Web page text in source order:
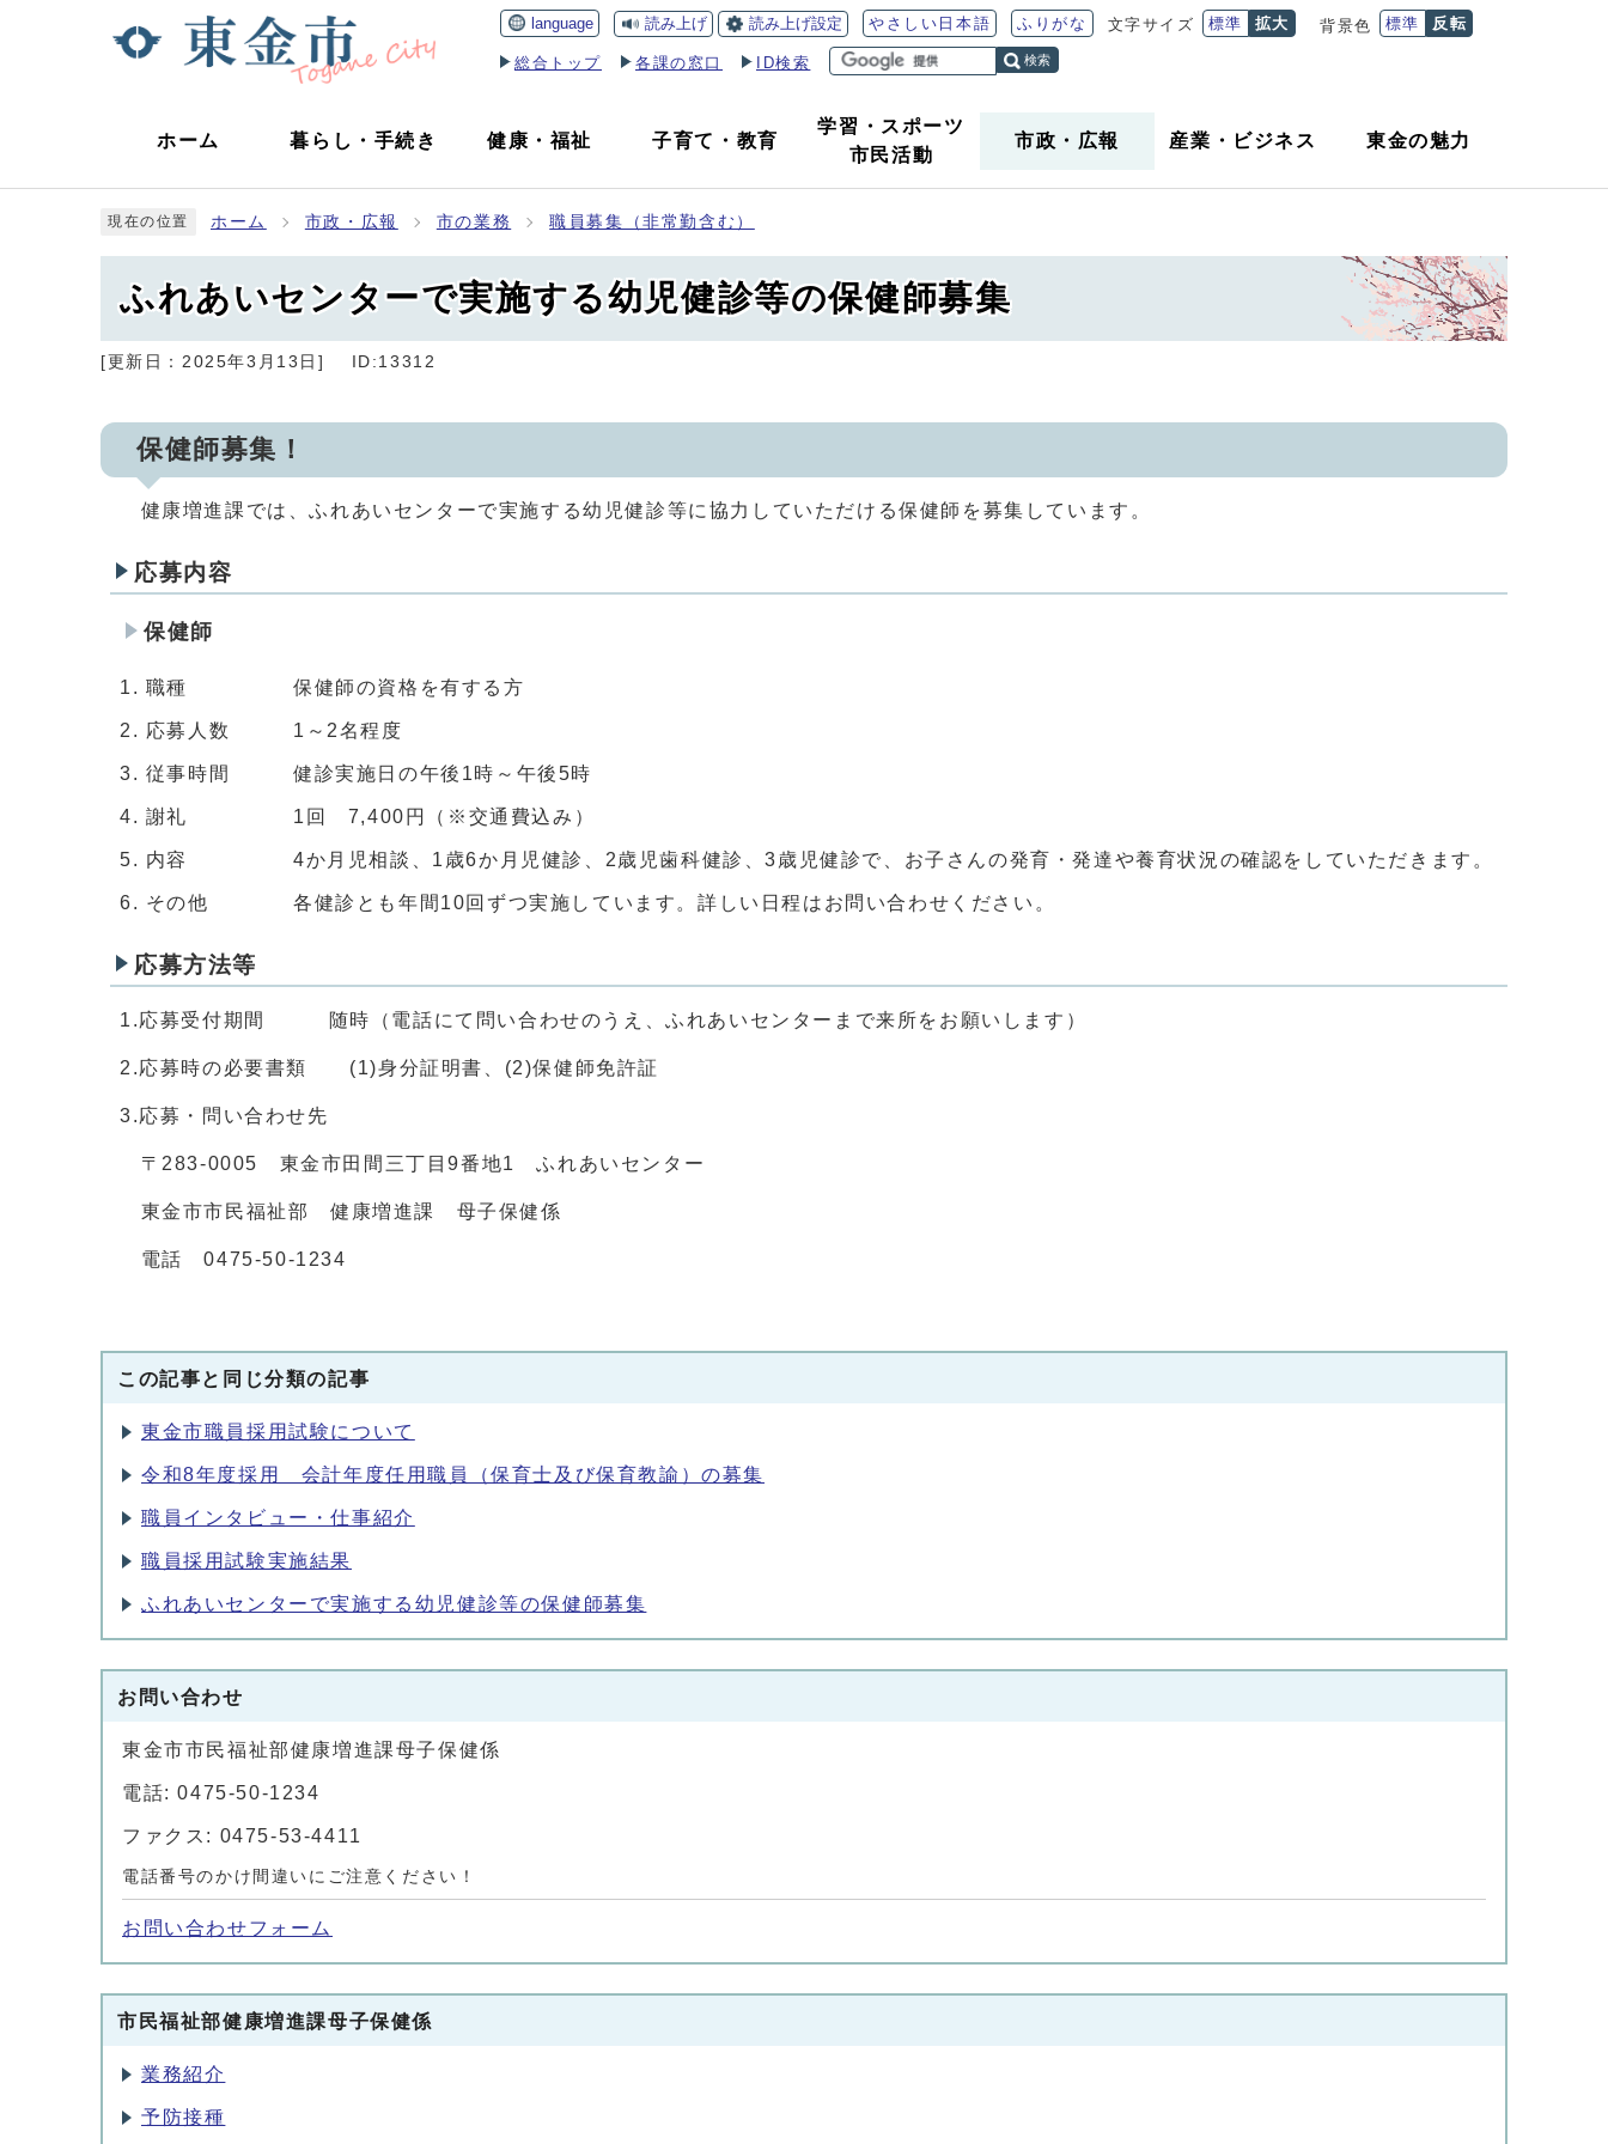
language 読み上げ 読み上げ設定 やさしい日本語 ふりがな 文字サイズ 標準 拡大 背景色 標準 反転
総合トップ 各課の窓口 ID検索 検索
ホーム 暮らし ・ 手続き 健康 ・福祉 子育て ・ 教育
学習・スポーツ
市民活動
市政 ・ 広報 産業 ・ ビジネス 東金の魅力
現在の位置 ホーム 市政・広報 市の業務 職員募集（非常勤含む）
ふれあいセンターで実施する幼児健診等の保健師募集
[更新日： 2025年3月13日 ] ID:13312
保健師募集！
健康増進課では、ふれあいセンターで実施する幼児健診等に協力していただける保健師を募集しています。
応募内容
保健師
職種 保健師の資格を有する方
応募人数 1～2名程度
従事時間 健診実施日の午後1時～午後5時
謝礼 1回 7,400円（※交通費込み）
内容 4か月児相談、1歳6か月児健診、2歳児歯科健診、3歳児健診で、お子さんの発育・発達や養育状況の確認をしていただきます。
その他 各健診とも年間10回ずつ実施しています。詳しい日程はお問い合わせください。
応募方法等
1.応募受付期間 随時（電話にて問い合わせのうえ、ふれあいセンターまで来所をお願いします）
2.応募時の必要書類 (1)身分証明書、(2)保健師免許証
3.応募・問い合わせ先
〒283-0005 東金市田間三丁目9番地1 ふれあいセンター
東金市市民福祉部 健康増進課 母子保健係
電話 0475-50-1234
この記事と同じ分類の記事
東金市職員採用試験について
令和8年度採用 会計年度任用職員（保育士及び保育教諭）の募集
職員インタビュー・仕事紹介
職員採用試験実施結果
ふれあいセンターで実施する幼児健診等の保健師募集
お問い合わせ
東金市市民福祉部健康増進課母子保健係
電話: 0475-50-1234
ファクス: 0475-53-4411
電話番号のかけ間違いにご注意ください！
お問い合わせフォーム
市民福祉部健康増進課母子保健係
業務紹介
予防接種